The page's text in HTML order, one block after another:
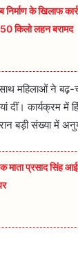
निर्माण के खिलाफ
किलो लहन बरामद
महिलाओं ने बढ़-
दीं। कार्यक्रम में
बड़ी संख्या में
माता प्रसाद सिंह